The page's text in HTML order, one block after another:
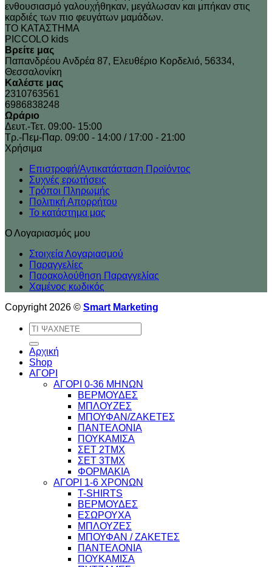
προϊόντος
ενθουσιασμό γαλουχήθηκαν, μεγάλωσαν και μπήκαν στις
καρδιές των πιο φευγάτων μαμάδων.
ΤΟ ΚΑΤΑΣΤΗΜΑ
PICCOLO kids
Βρείτε μας
Παπανδρέου Ανδρέα 87, Ελευθέριο Κορδελιό, 56334,
Θεσσαλονίκη
Καλέστε μας
2310763561
6986838248
Ωράριο
Δευτ.-Τετ. 09:00- 15:00
Τρ.-Πεμ-Παρ. 09:00 - 14:00 / 17:00 - 21:00
Xρήσιμα
Επιστροφή/Αντικατάσταση Προϊόντος
Συχνές ερωτήσεις
Τρόποι Πληρωμής
Πολιτική Απορρήτου
Το κατάστημα μας
Ο Λογαριασμός μου
Στοιχεία Λογαριασμού
Παραγγελίες
Παρακολούθηση Παραγγελίας
Χαμένος κωδικός
Copyright 2026 © Smart Marketing
Αναζήτηση
για:
Αρχική
Shop
ΑΓΟΡΙ
ΑΓΟΡΙ 0-36 ΜΗΝΩΝ
ΒΕΡΜΟΥΔΕΣ
ΜΠΛΟΥΖΕΣ
ΜΠΟΥΦΑΝ/ΖΑΚΕΤΕΣ
ΠΑΝΤΕΛΟΝΙΑ
ΠΟΥΚΑΜΙΣΑ
ΣΕΤ 2ΤΜΧ
ΣΕΤ 3ΤΜΧ
ΦΟΡΜΑΚΙΑ
ΑΓΟΡΙ 1-6 ΧΡΟΝΩΝ
T-SHIRTS
ΒΕΡΜΟΥΔΕΣ
ΕΣΩΡΟΥΧΑ
ΜΠΛΟΥΖΕΣ
ΜΠΟΥΦΑΝ / ΖΑΚΕΤΕΣ
ΠΑΝΤΕΛΟΝΙΑ
ΠΟΥΚΑΜΙΣΑ